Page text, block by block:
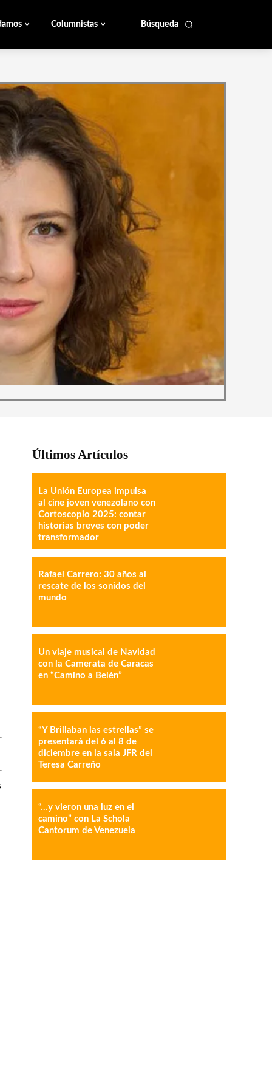
Búsqueda
Columnistas
Últimos Artículos
La Unión Europea impulsa
al cine joven venezolano con
Cortoscopio 2025: contar
historias breves con poder
transformador
Rafael Carrero: 30 años al
rescate de los sonidos del
mundo
Un viaje musical de Navidad
con la Camerata de Caracas
en “Camino a Belén”
“Y Brillaban las estrellas” se
presentará del 6 al 8 de
diciembre en la sala JFR del
Teresa Carreño
“…y vieron una luz en el
camino” con La Schola
Cantorum de Venezuela